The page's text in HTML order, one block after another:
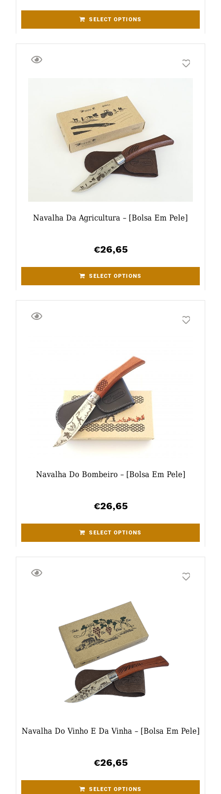
SELECT OPTIONS
Navalha Da Agricultura – [bolsa Em Pele]
€26,65
SELECT OPTIONS
Navalha Do Bombeiro – [bolsa Em Pele]
€26,65
SELECT OPTIONS
Navalha Do Vinho E Da Vinha – [bolsa Em Pele]
€26,65
SELECT OPTIONS